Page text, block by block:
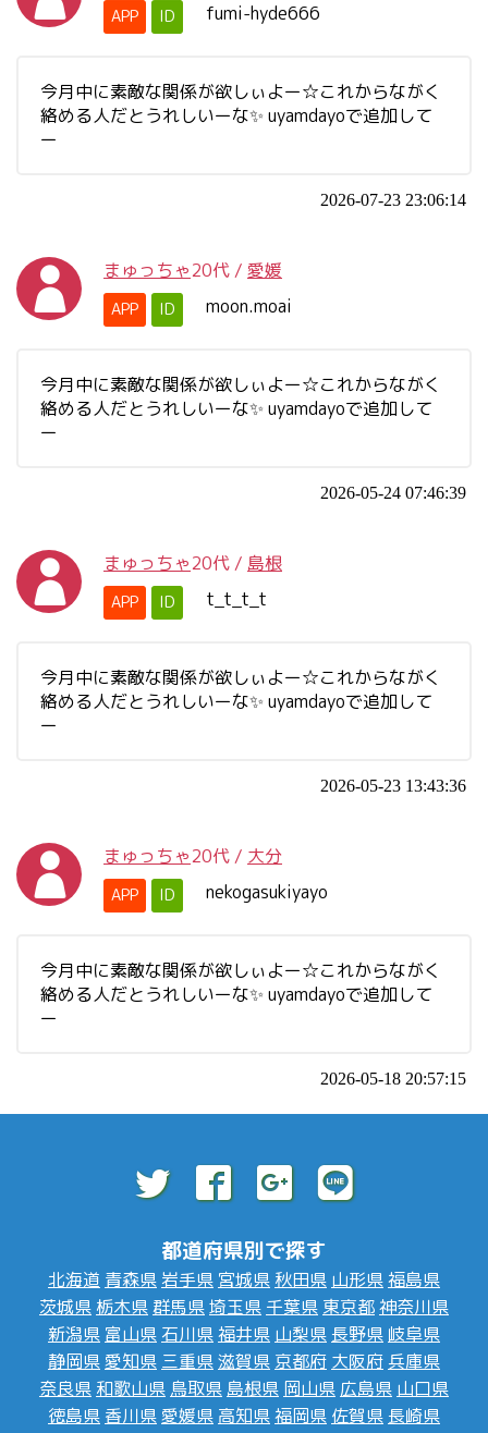
APP ID fumi-hyde666
今月中に素敵な関係が欲しぃよー☆これからながく
絡める人だとうれしいーな✨ uyamdayoで追加して
ー
2026-07-23 23:06:14
まゅっちゃ20代 / 愛媛
APP ID moon.moai
今月中に素敵な関係が欲しぃよー☆これからながく
絡める人だとうれしいーな✨ uyamdayoで追加して
ー
2026-05-24 07:46:39
まゅっちゃ20代 / 島根
APP ID t_t_t_t
今月中に素敵な関係が欲しぃよー☆これからながく
絡める人だとうれしいーな✨ uyamdayoで追加して
ー
2026-05-23 13:43:36
まゅっちゃ20代 / 大分
APP ID nekogasukiyayo
今月中に素敵な関係が欲しぃよー☆これからながく
絡める人だとうれしいーな✨ uyamdayoで追加して
ー
2026-05-18 20:57:15
都道府県別で探す
北海道 青森県 岩手県 宮城県 秋田県 山形県福島県
茨城県 栃木県群馬県埼玉県 千葉県 東京都神奈川県
新潟県 富山県 石川県福井県 山梨県 長野県 岐阜県
静岡県愛知県 三重県滋賀県 京都府 大阪府 兵庫県
奈良県 和歌山県 鳥取県 島根県 岡山県 広島県 山口県
徳島県 香川県愛媛県 高知県福岡県 佐賀県 長崎県